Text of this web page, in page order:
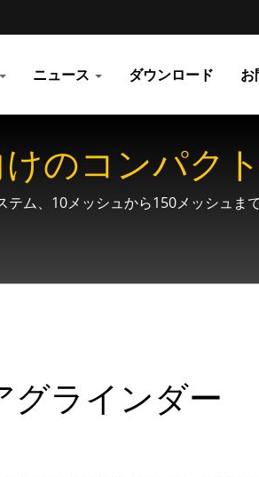
ニュース ダウンロード お
のコンパク
ム、10メッシュから150メッシュま
グラインダー